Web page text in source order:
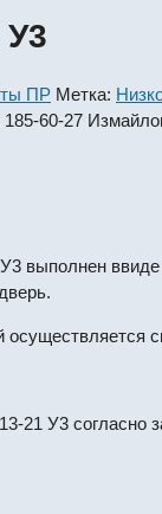
У3
ПР Метка:
60-27
выполнен
21 У3 согласно